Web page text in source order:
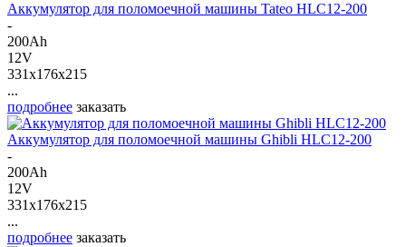
Аккумулятор для поломоечной машины Tateo HLC12-200
-
200Ah
12V
331x176x215
...
подробнее заказать
Аккумулятор для поломоечной машины Ghibli HLC12-200
-
200Ah
12V
331x176x215
...
подробнее заказать